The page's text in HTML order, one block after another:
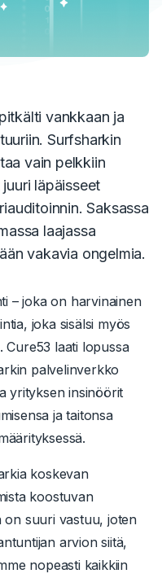
vankkaan ja
Surfsharkin
vain pelkkiin
läpäisseet
Saksassa
laajassa
vakavia ongelmia.
– joka on harvinainen
joka sisälsi myös
Cure53 laati lopussa
palvelinverkko
yrityksen insinöörit
ja taitonsa
koskevan
koostuvan
suuri vastuu, joten
arvion siitä,
nopeasti kaikkiin